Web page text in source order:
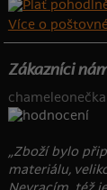
Více o
Zákazníci
„Zboží bylo
materiálu,